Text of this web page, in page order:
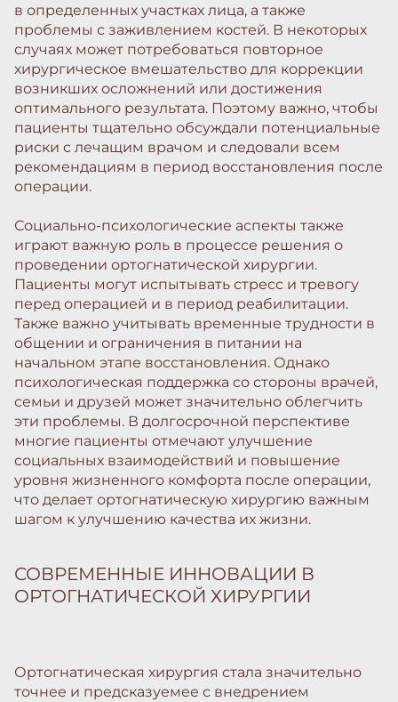
в определенных участках лица, а также
проблемы с заживлением костей. В некоторых
случаях может потребоваться повторное
хирургическое вмешательство для коррекции
возникших осложнений или достижения
оптимального результата. Поэтому важно, чтобы
пациенты тщательно обсуждали потенциальные
риски с лечащим врачом и следовали всем
рекомендациям в период восстановления после
операции.
Социально-психологические аспекты также
играют важную роль в процессе решения о
проведении ортогнатической хирургии.
Пациенты могут испытывать стресс и тревогу
перед операцией и в период реабилитации.
Также важно учитывать временные трудности в
общении и ограничения в питании на
начальном этапе восстановления. Однако
психологическая поддержка со стороны врачей,
семьи и друзей может значительно облегчить
эти проблемы. В долгосрочной перспективе
многие пациенты отмечают улучшение
социальных взаимодействий и повышение
уровня жизненного комфорта после операции,
что делает ортогнатическую хирургию важным
шагом к улучшению качества их жизни.
СОВРЕМЕННЫЕ ИННОВАЦИИ В
ОРТОГНАТИЧЕСКОЙ ХИРУРГИИ
Ортогнатическая хирургия стала значительно
точнее и предсказуемее с внедрением